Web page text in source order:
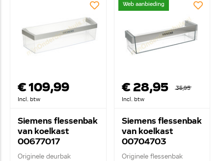
€ 109,99
Incl. btw
Siemens flessenbak
van koelkast
00677017
Originele deurbak
Web aanbieding
€ 28,95
35,95
Incl. btw
Siemens flessenbak
van koelkast
00704703
Originele flessenbak